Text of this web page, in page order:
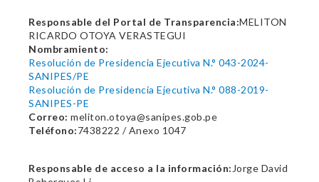
Responsable del Portal de Transparencia:MELITON
RICARDO OTOYA VERASTEGUI
Nombramiento:
Resolución de Presidencia Ejecutiva N.° 043-2024-
SANIPES/PE
Resolución de Presidencia Ejecutiva N.° 088-2019-
SANIPES-PE
Correo: meliton.otoya@sanipes.gob.pe
Teléfono:7438222 / Anexo 1047
Responsable de acceso a la información: Jorge David